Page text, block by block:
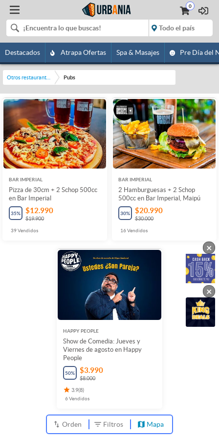
0
Destacados Atrapa Ofertas Spa & Masajes Pre Día del
Pubs
BAR IMPERIAL
Pizza de 30cm + 2 Schop 500cc
en Bar Imperial
35% $12.990
$19.900
39Vendidos
BAR IMPERIAL
2 Hamburguesas + 2 Schop
500cc en Bar Imperial, Maipú
30% $20.990
$30.000
16Vendidos
HAPPY PEOPLE
Show de Comedia: Jueves y
Viernes de agosto en Happy
People
50% $3.990
$8.000
3.9(8)
6Vendidos
Orden Filtros Mapa
×
×